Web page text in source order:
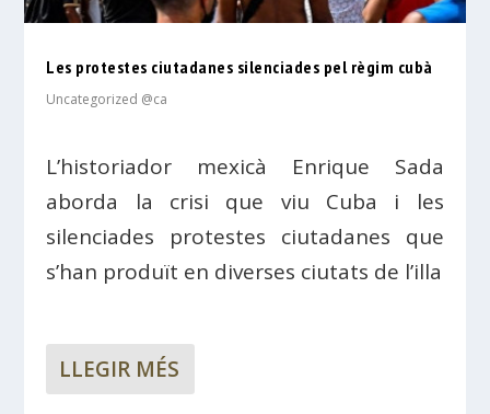
Les protestes ciutadanes silenciades pel règim cubà
Uncategorized @ca
L’historiador mexicà Enrique Sada
aborda la crisi que viu Cuba i les
silenciades protestes ciutadanes que
s’han produït en diverses ciutats de l’illa
LLEGIR MÉS